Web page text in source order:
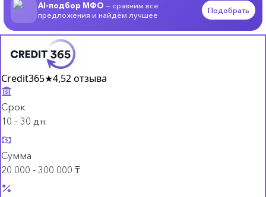
AI-подбор МФО — сравним все
предложения и найдём лучшее
Подобрать
Credit365★4,52 отзыва
Срок
10 – 30 дн.
Сумма
20 000 - 300 000 ₸